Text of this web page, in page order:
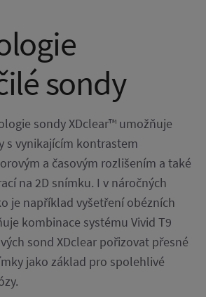
sondy
sondy XDclear™ umožňuje
s vynikajícím kontrastem
a časovým rozlišením a také
na 2D snímku. I v náročných
je například vyšetření obézních
kombinace systému Vivid T9
sond XDclear pořizovat přesné
jako základ pro spolehlivé